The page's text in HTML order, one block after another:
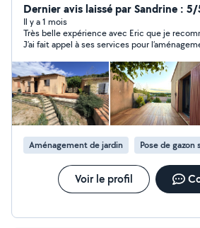
Terrasse : bois / dalle sur plot / Grès Seram
plaque / Semi / Synthétique Arrosage : Asperseur /
Goutte à goutte / Capillaire
Pavage, allée, Bordure, Muret,
pétanque Menuiserie : Clôture,
Eclairage : Spot, réseau électrique
conception : permis de construire,
interaction avec promoteur,
constructeur de maison, etc
Dernier avis laissé par Sandrine :
Il y a 1 mois
Très belle expérience avec Eric que je
J’ai fait appel à ses services pour
arrosage … Le résultat correspond pleinement à mes attentes.
Sérieux, à l’écoute, disponible, de très bons
efficace. Suivi impeccable du chantier. Il a
à des artisans très compétents, pour
la charpente et l’électricité. Eric est un excellent professionnel
et une belle personne humainement.
Aménagement de jardin
Pose de
Voir le profil